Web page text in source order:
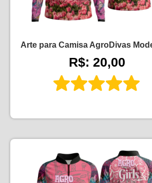
Arte para Camisa AgroDivas
R$: 20,00